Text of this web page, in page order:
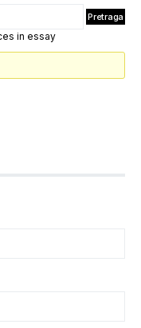
in essay